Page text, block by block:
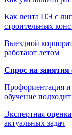
Как лента ПЭ с
строительных
Выездной
работают летом
Спрос на занятия
Профориентация и
обучение
Экспертная
актуальных задач